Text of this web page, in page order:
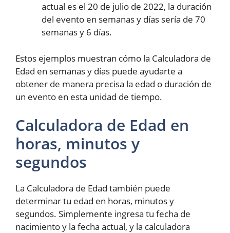
actual es el 20 de julio de 2022, la duración
del evento en semanas y días sería de 70
semanas y 6 días.
Estos ejemplos muestran cómo la Calculadora de
Edad en semanas y días puede ayudarte a
obtener de manera precisa la edad o duración de
un evento en esta unidad de tiempo.
Calculadora de Edad en
horas, minutos y
segundos
La Calculadora de Edad también puede
determinar tu edad en horas, minutos y
segundos. Simplemente ingresa tu fecha de
nacimiento y la fecha actual, y la calculadora